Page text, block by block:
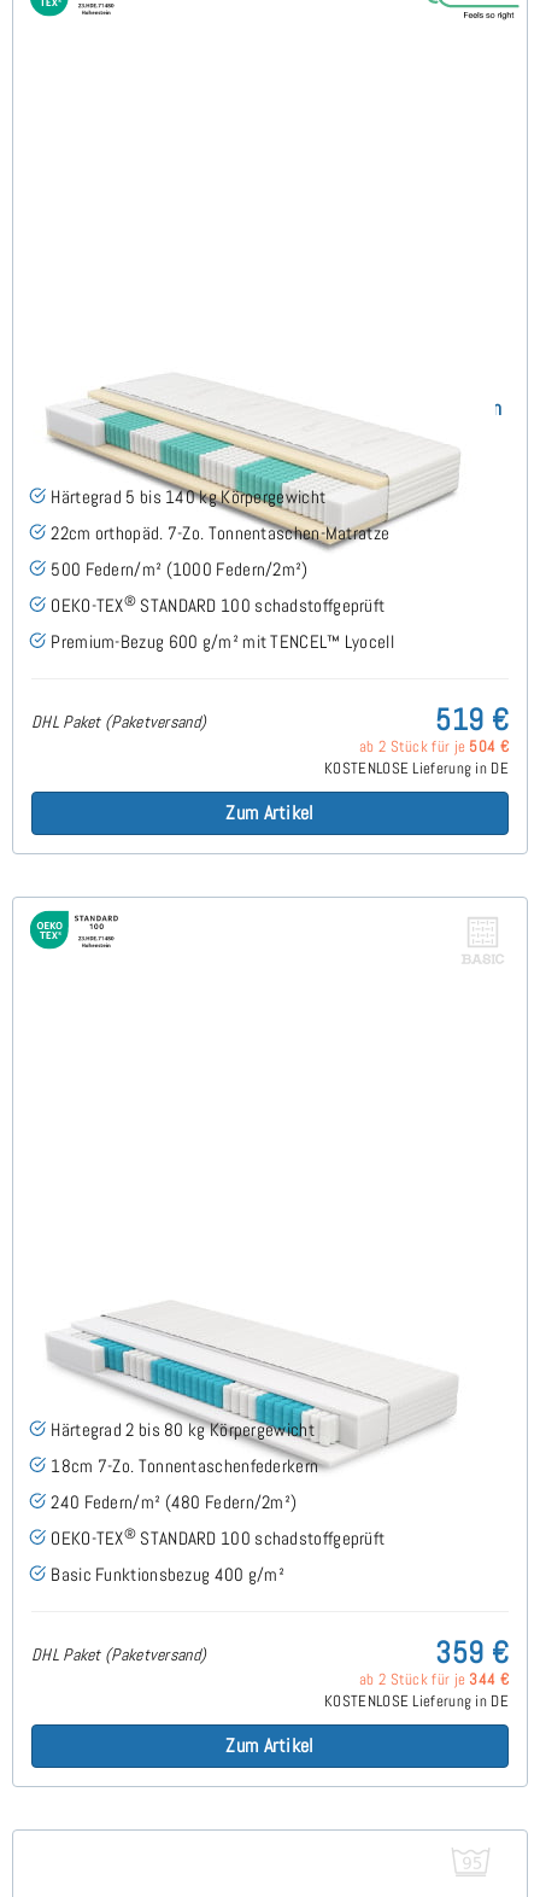
SERA H5 (TENCEL™ Lyocell) TTFK-Matratze 120x220 cm
Härtegrad 5 bis 140 kg Körpergewicht
22cm orthopäd. 7-Zo. Tonnentaschen-Matratze
500 Federn/m² (1000 Federn/2m²)
OEKO-TEX® STANDARD 100 schadstoffgeprüft
Premium-Bezug 600 g/m² mit TENCEL™ Lyocell
DHL Paket (Paketversand) 519 €
ab 2 Stück für je 504 €
KOSTENLOSE Lieferung in DE
Zum Artikel
Roy H2 (Basic) TTFK-Matratze 120x220 cm
(53)
Härtegrad 2 bis 80 kg Körpergewicht
18cm 7-Zo. Tonnentaschenfederkern
240 Federn/m² (480 Federn/2m²)
OEKO-TEX® STANDARD 100 schadstoffgeprüft
Basic Funktionsbezug 400 g/m²
DHL Paket (Paketversand) 359 €
ab 2 Stück für je 344 €
KOSTENLOSE Lieferung in DE
Zum Artikel